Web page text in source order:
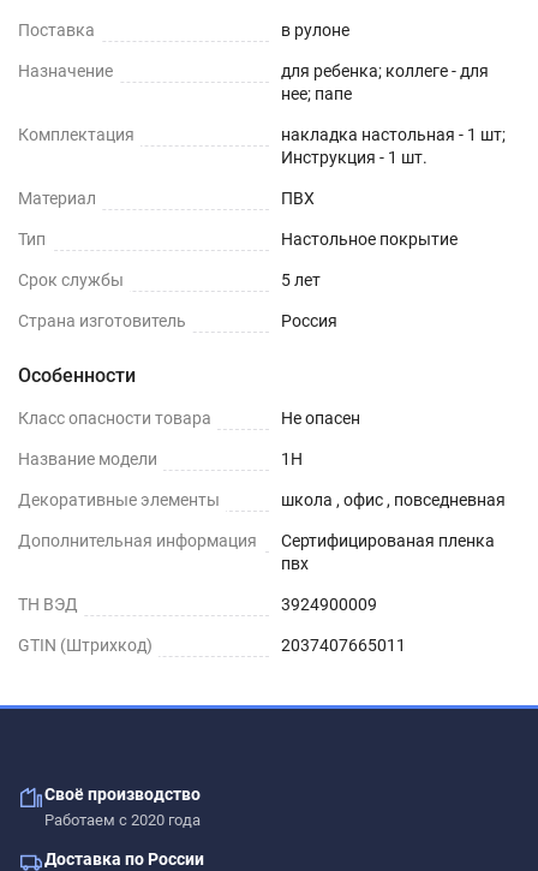
Поставка в рулоне
Назначение
для ребенка; коллеге - для
нее; папе
Комплектация
накладка настольная - 1 шт;
Инструкция - 1 шт.
Материал ПВХ
Тип Настольное покрытие
Срок службы 5 лет
Страна изготовитель Россия
Особенности
Класс опасности товара Не опасен
Название модели 1H
Декоративные элементы школа , офис , повседневная
Дополнительная информация
Сертифицированая пленка
пвх
ТН ВЭД 3924900009
GTIN (Штрихкод) 2037407665011
Своё производство
Работаем с 2020 года
Доставка по России